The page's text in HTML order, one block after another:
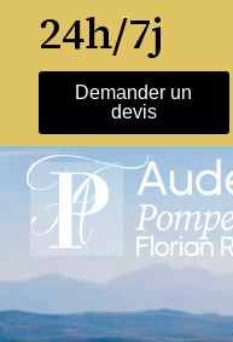
24h/7j
Demander un
devis